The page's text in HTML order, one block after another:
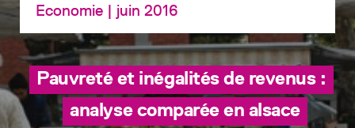
Economie | juin 2016
Pauvreté et inégalités de revenus :
analyse comparée en alsace